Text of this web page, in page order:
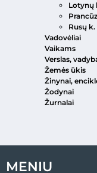
Lotynų
Rusų k.
Vadovėliai
Vaikams
Verslas,
Žemės ūkis
Žinynai,
Žodynai
Žurnalai
MENIU